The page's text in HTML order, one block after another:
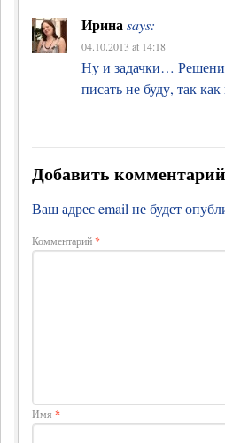
Иринаsays:
04.10.2013 at 14:18
Ну и задачки…
писать не буду, так
Добавить комментарий
Ваш адрес email не будет
Комментарий*
Имя *